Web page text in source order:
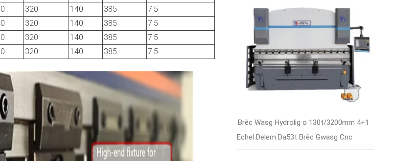
320 140 385
7.5
320 140 385
7.5
320 140 385
7.5
320 140 385 7.5
Brêc Wasg Hydrolig o 130t/3200mm 4+1
Echel Delem Da53t Brêc Gwasg Cnc